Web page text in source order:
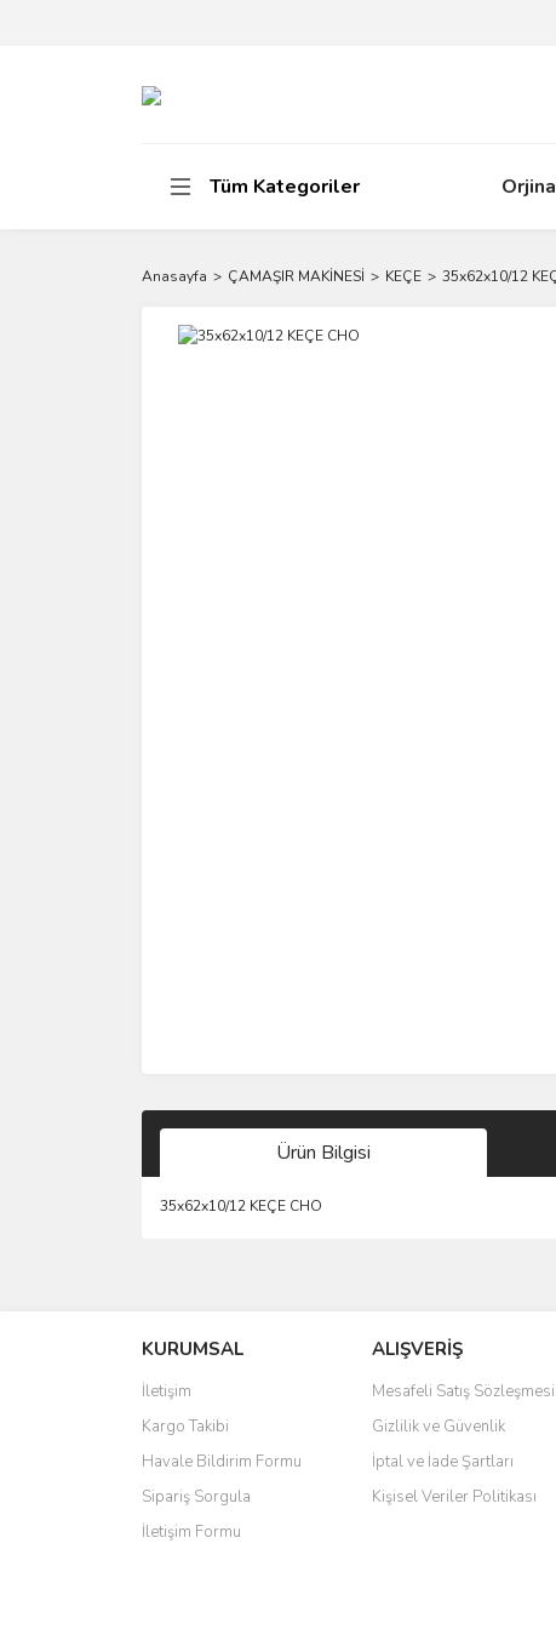
Tüm Kategoriler
Anasayfa ÇAMAŞIR MAKİNESİ KEÇE 35x62x10/12
Ürün Bilgisi
35x62x10/12 KEÇE CHO
Ürün resmi kalitesiz, bozuk veya görüntülenemiyor.
Ürün açıklamasında eksik bilgiler bulunuyor.
Ürün bilgilerinde hatalar bulunuyor.
Ürün fiyatı diğer sitelerden daha pahalı.
Bu ürüne benzer farklı alternatifler olmalı.
KURUMSAL
İletişim
Kargo Takibi
Havale Bildirim Formu
Sipariş Sorgula
İletişim Formu
ALIŞVERİŞ
Mesafeli Satış Sözleşmesi
Gizlilik ve Güvenlik
İptal ve İade Şartları
Kişisel Veriler Politikası